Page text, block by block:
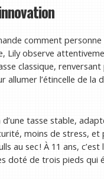
comment personne
Lily observe
classique, renversant
allumer l’étincelle de la
d’une tasse stable,
moins de stress,
au sec ! À 11 ans, c’est
doté de trois pieds qui